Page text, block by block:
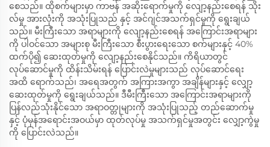
စေသည်။ ထိုစက်များမှာ ကာဗန် အဆိုးရောက်မှုကို လျော့နည်းစေရန် သိုး
လ်မှု အားလုံးကို အသုံးပြုသည် နှင့် အင်ဂျင်အသက်ရှင်မှုကို ရွေးချယ်
သည်။ မီးကြီးသော အရာများကို လျော့နည်းစေရန် အကြောင်းအရာများ
ကို ပါဝင်သော အများစု မီးကြီးသော စီးပွားရေးသော စက်များနှင့် 40%
ထက်ပို၍ ဆေးထုတ်မှုကို လျော့နည်းစေနိုင်သည်။ ကိရိယာတွင်
လုပ်ဆောင်မှုကို ထိန်းသိမ်းရန် ပြောင်းလဲမှုများသည် လုပ်ဆောင်ရေး
အထိ ရောက်သည်၊ အရေအတွက် အကြားအကွာ အချိန်များနှင့် လျှော့
ဆေးထုတ်မှုကို ရွေးချယ်သည်။ ဒီမီးကြီးသော အကြောင်းအရာများကို
ပြန်လည်သုံးနိုင်သော အရာဝတ္တုများကို အသုံးပြုသည့် တည်ဆောက်မှု
နှင့် ပုံမှန်အရောင်းအဝယ်မှာ ထုတ်လုပ်မှု အသက်ရှင်မှုအတွင်း လျှော့ကွဲမှု
ကို ပြောင်းလဲသည်။